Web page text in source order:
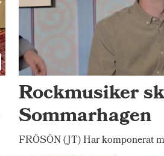
Rockmusiker
Sommarhagen
FRÖSÖN (JT) Har komponerat